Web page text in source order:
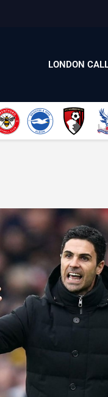
LONDON